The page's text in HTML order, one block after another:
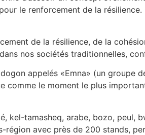
le renforcement de la résilience.
de la résilience, de la
nos sociétés traditionnelles,
appelés «Emna» (un groupe
comme le moment le plus
kel-tamasheq, arabe, bozo, peul,
avec près de 200 stands,